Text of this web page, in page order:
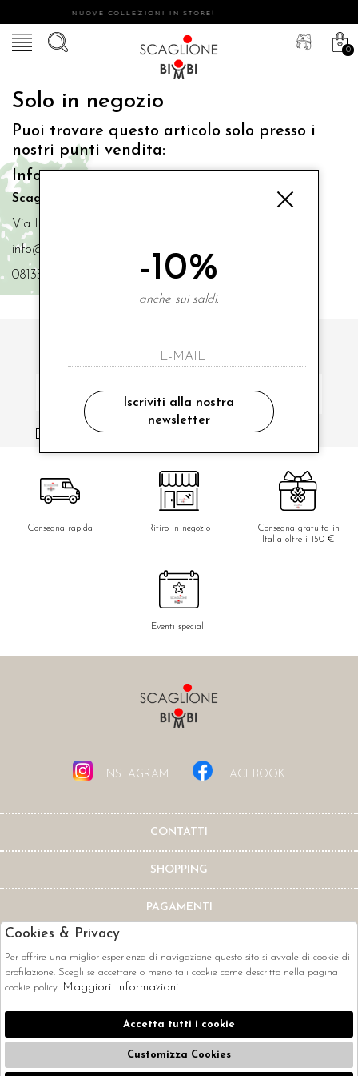
NUOVE COLLEZIONI IN STORE!
0
Solo in negozio
Puoi trovare questo articolo solo presso i
nostri punti vendita:
Info contatti
Scaglione Bimbi di Iacono Maria Angela
Via Luigi Mazzella,73 80077 Ischia
info@scaglionebimbi.com
0813331162
ISCRIVITI ALLA NOSTRA NEWSLETTER
ho letto ed accettato le condizioni sulla privacy.
Consegna rapida Ritiro in negozio
Consegna gratuita in
Italia oltre i 150 €
Eventi speciali
INSTAGRAM FACEBOOK
CONTATTI
SHOPPING
PAGAMENTI
CORRIERI
-10%
anche sui saldi.
Iscriviti alla nostra
newsletter
Cookies & Privacy
Per offrire una miglior esperienza di navigazione questo sito si avvale di cookie di
profilazione. Scegli se accettare o meno tali cookie come descritto nella pagina
cookie policy. Maggiori Informazioni
Accetta tutti i cookie
Customizza Cookies